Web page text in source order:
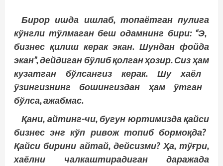
Бирор ишда ишлаб, топаётганпулига
кўнгли тўлмаганбеш одамнинг бири: “Э,
бизнес қилишкеракэкан. Шундан фойда
экан”, дейдиганбўлибқолганҳозир. Сизҳам
кузатган бўлсангиз керак. Шухаёл
ўзингизнинг бошингиздан ҳамўтган
бўлса, ажабмас.
Қани, айтинг-чи, бугун юртимиздақайси
бизнес энг кўп ривожтопиббормоқда?
Қайси бирини айтай, дейсизми? Ҳа, тўғри,
хаёлни чалкаштирадигандаражада